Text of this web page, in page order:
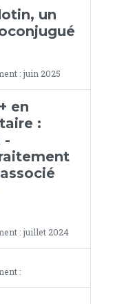
un
: juin 2025
en
:
-
: juillet 2024
: